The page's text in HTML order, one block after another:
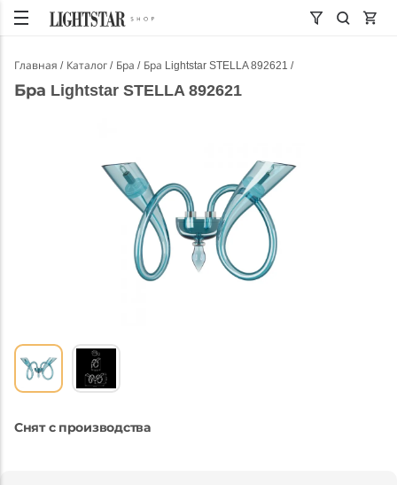
Главная Каталог Бра Бра Lightstar STELLA 892621
Бра Lightstar STELLA 892621
Снят с производства